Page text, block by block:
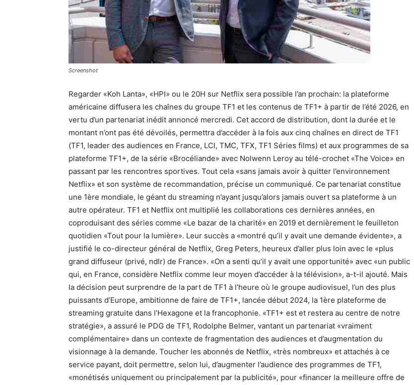
Screenshot
Regarder «Koh Lanta», «HPI» ou le 20H sur Netflix sera possible l’an prochain: la plateforme
américaine diffusera les chaînes du groupe TF1 et les contenus de TF1+ à partir de l’été 2026, en
vertu d’un partenariat inédit annoncé mercredi. Cet accord de distribution, dont la durée et le
montant n’ont pas été dévoilés, permettra d’accéder à la fois aux cinq chaînes en direct de TF1
(TF1, leader des audiences en France, LCI, TMC, TFX, TF1 Séries films) et aux programmes de sa
plateforme TF1+, de la série «Brocéliande» avec Nolwenn Leroy au télé-crochet «The Voice» en
passant par les rencontres sportives. Tout cela «sans jamais avoir à quitter l’environnement
Netflix» et son système de recommandation, précise un communiqué. Ce partenariat constitue
une 1ère mondiale, le géant du streaming n’ayant jusqu’alors jamais ouvert sa plateforme à un
autre opérateur. TF1 et Netflix ont multiplié les collaborations ces dernières années, en
coproduisant des séries comme «Le bazar de la charité» en 2019 et dernièrement le feuilleton
quotidien «Tout pour la lumière». Leur succès a «montré qu’il y avait une demande évidente», a
justifié le co-directeur général de Netflix, Greg Peters, heureux d’aller plus loin avec le «plus
grand diffuseur (privé, ndlr) de France». «On a senti qu’il y avait une opportunité» avec «un public
qui, en France, considère Netflix comme leur moyen d’accéder à la télévision», a-t-il ajouté. Mais
la décision peut surprendre de la part de TF1 à l’heure où le groupe audiovisuel, l’un des plus
puissants d’Europe, ambitionne de faire de TF1+, lancée début 2024, la 1ère plateforme de
streaming gratuite dans l’Hexagone et la francophonie. «TF1+ est et restera au centre de notre
stratégie», a assuré le PDG de TF1, Rodolphe Belmer, vantant un partenariat «vraiment
complémentaire» dans un contexte de fragmentation des audiences et d’augmentation du
visionnage à la demande. Toucher les abonnés de Netflix, «très nombreux» et attachés à ce
service payant, doit permettre, selon lui, d’augmenter l’audience des programmes de TF1,
«monétisés uniquement ou principalement par la publicité», pour «financer la meilleure offre de